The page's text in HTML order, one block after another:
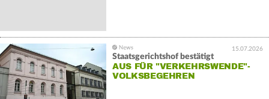
15.07.2026
Staatsgerichtshof bestätigt
AUS FÜR "VERKEHRSWENDE"-
VOLKSBEGEHREN